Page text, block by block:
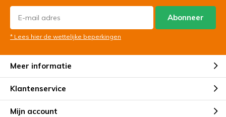
Abonneer
* Lees hier de wettelijke beperkingen
Meer informatie
Klantenservice
Mijn account